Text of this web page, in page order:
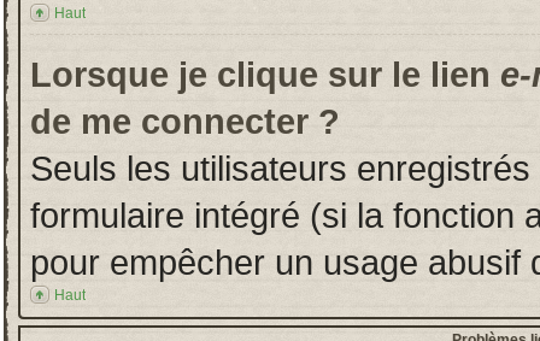
Haut
Lorsque je clique sur le lien
de me connecter ?
Seuls les utilisateurs
formulaire intégré (si la fonction
pour empêcher un usage abusif
Haut